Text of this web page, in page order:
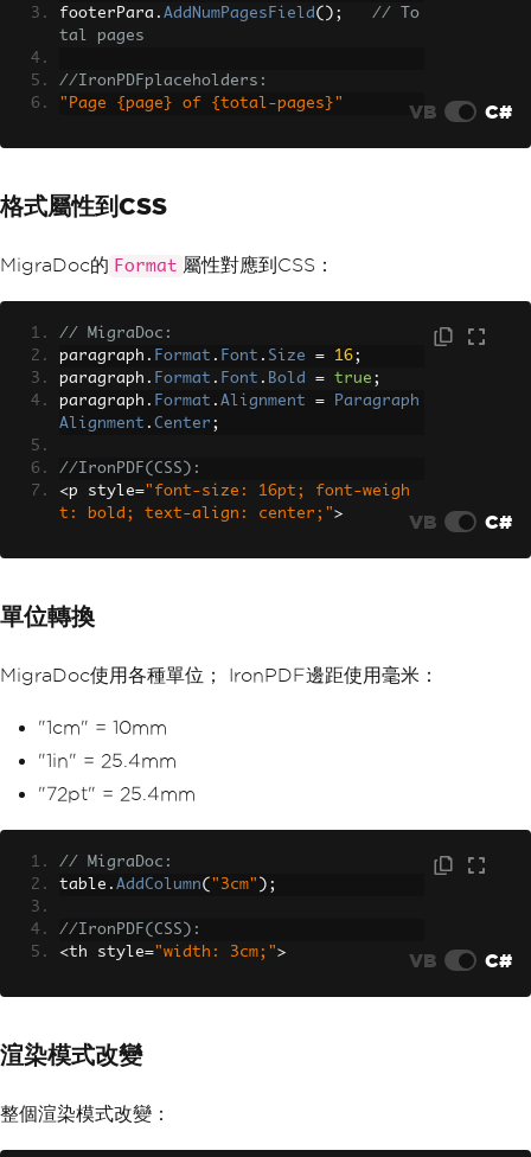
footerPara . AddNumPagesField ();
// To
tal pages
//IronPDFplaceholders:
"Page {page} of {total-pages}"
VB C#
格式屬性到CSS
MigraDoc的 Format 屬性對應到CSS：
// MigraDoc:
paragraph . Format . Font . Size = 16;
paragraph . Format . Font . Bold = true ;
paragraph . Format . Alignment =
Paragraph
Alignment . Center ;
//IronPDF(CSS):
<p style="font-size: 16pt; font-weigh
t: bold; text-align: center;"> VB C#
單位轉換
MigraDoc使用各種單位； IronPDF邊距使用毫米：
"1cm" = 10mm
"1in" = 25.4mm
"72pt" = 25.4mm
// MigraDoc:
table . AddColumn( "3cm" );
//IronPDF(CSS):
<th style="width: 3cm;"> VB C#
渲染模式改變
整個渲染模式改變：